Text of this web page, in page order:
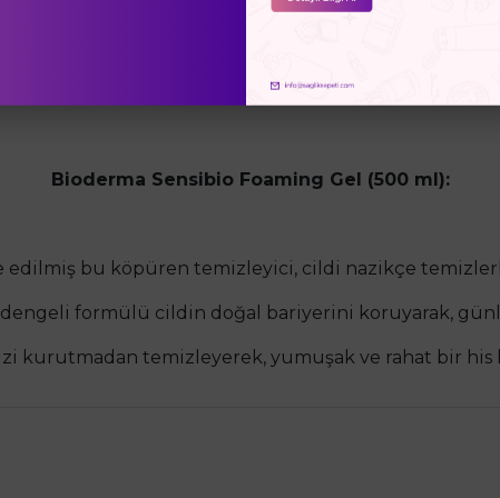
etkisi ile cildi gün boyu korur, daha taze ve genç
sayesinde cildi nemlendirirken aynı zamanda
Bioderma Sensibio Foaming Gel (500 ml):
edilmiş bu köpüren temizleyici, cildi nazikçe
formülü cildin doğal bariyerini koruyarak,
kurutmadan temizleyerek, yumuşak ve rahat bir his